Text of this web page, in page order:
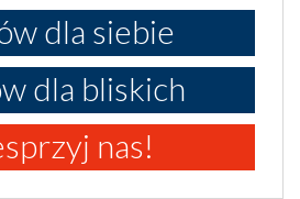
dla siebie
dla bliskich
nas!